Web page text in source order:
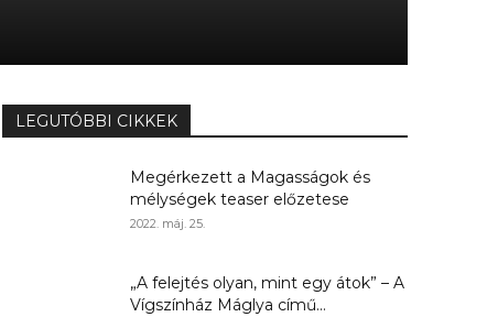
LEGUTÓBBI CIKKEK
Megérkezett a Magasságok és
mélységek teaser előzetese
2022. máj. 25.
„A felejtés olyan, mint egy átok” – A
Vígszínház Máglya című...